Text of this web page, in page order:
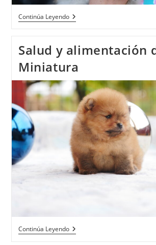
Continúa Leyendo
Salud y alimentación
Miniatura
Continúa Leyendo